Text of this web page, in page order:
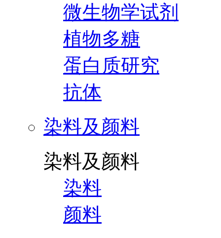
微生物学试剂
植物多糖
蛋白质研究
抗体
染料及颜料
染料及颜料
染料
颜料